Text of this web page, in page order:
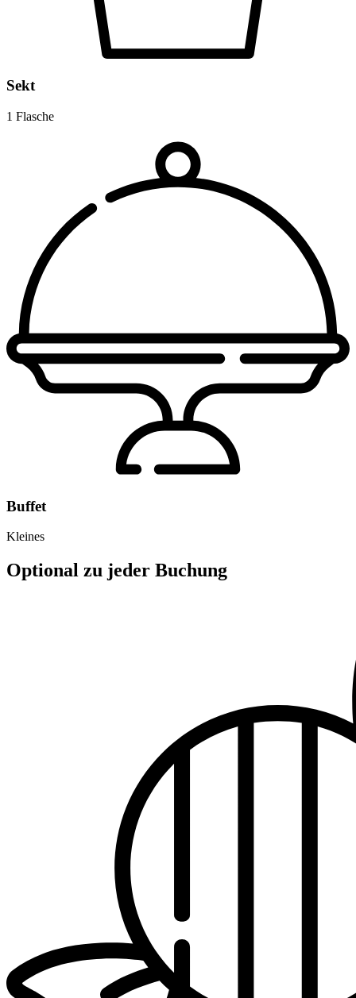
Sekt
1 Flasche
Buffet
Kleines
Optional zu jeder Buchung